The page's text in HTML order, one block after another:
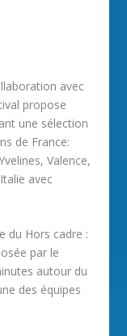
avec
propose
une sélection
de France:
Valence,
avec
du Hors cadre :
par le
autour du
des équipes